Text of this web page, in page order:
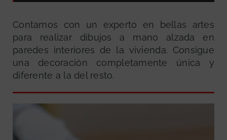
Contamos con un experto en bellas artes
para realizar dibujos a mano alzada en
paredes interiores de la vivienda. Consigue
una decoración completamente única y
diferente a la del resto.